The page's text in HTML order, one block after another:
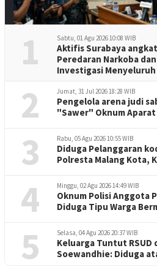
1 Sabtu, 01 Agu 2026 10:08 WIB
Aktifis Surabaya
Peredaran Narkoba
Investigasi Menyeluruh
2 Jumat, 31 Jul 2026 18:28 WIB
Pengelola arena judi
"Sawer" Oknum
3 Rabu, 05 Agu 2026 10:55 WIB
Diduga Pelanggaran
Polresta Malang Kota,
4 Minggu, 02 Agu 2026 14:49 WIB
Oknum Polisi Anggota
Diduga Tipu Warga
5 Selasa, 04 Agu 2026 20:37 WIB
Keluarga Tuntut RSUD
Soewandhie: Diduga